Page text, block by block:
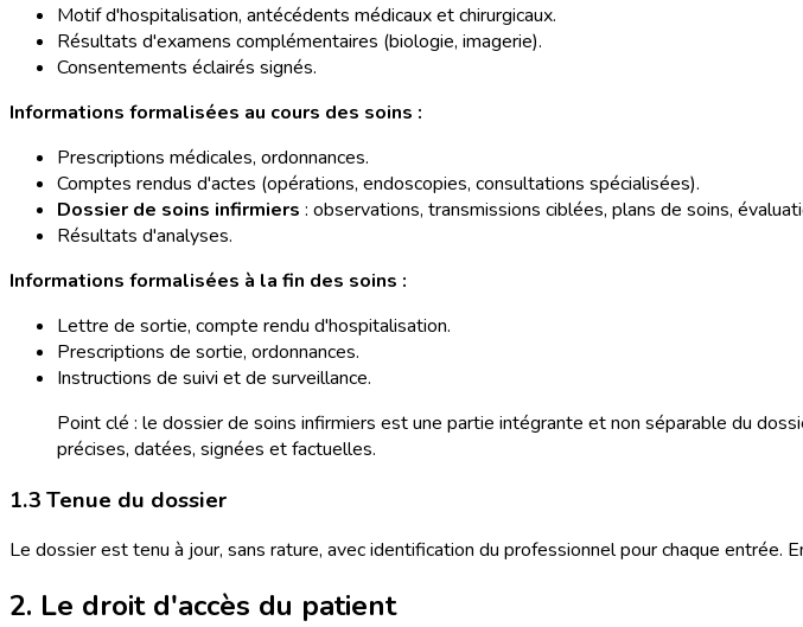
Motif d'hospitalisation, antécédents médicaux et chirurgicaux.
Résultats d'examens complémentaires (biologie, imagerie).
Consentements éclairés signés.
Informations formalisées au cours des soins :
Prescriptions médicales, ordonnances.
Comptes rendus d'actes (opérations, endoscopies, consultations spécialisées).
Dossier de soins infirmiers : observations, transmissions ciblées, plans de soins,
Résultats d'analyses.
Informations formalisées à la fin des soins :
Lettre de sortie, compte rendu d'hospitalisation.
Prescriptions de sortie, ordonnances.
Instructions de suivi et de surveillance.
Point clé : le dossier de soins infirmiers est une partie intégrante et non séparable du
précises, datées, signées et factuelles.
1.3 Tenue du dossier
Le dossier est tenu à jour, sans rature, avec identification du professionnel pour chaque
2. Le droit d'accès du patient